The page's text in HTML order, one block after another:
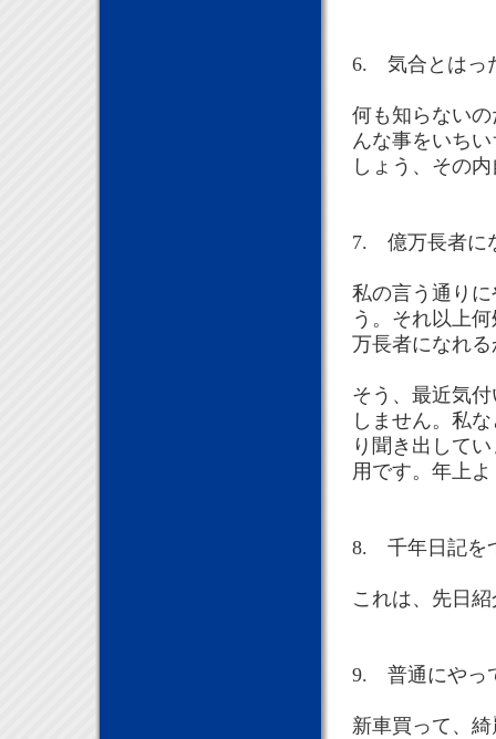
6. 気合とはっ
何も知らない
んな事をいち
しょう、その
7. 億万長者に
私の言う通り
う。それ以上
万長者になれ
そう、最近気
しません。私
り聞き出して
用です。年上
8. 千年日記を
これは、先日
9. 普通にやっ
新車買って、